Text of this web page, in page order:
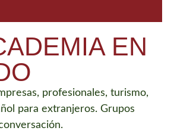
EN
profesionales, turismo,
para extranjeros. Grupos